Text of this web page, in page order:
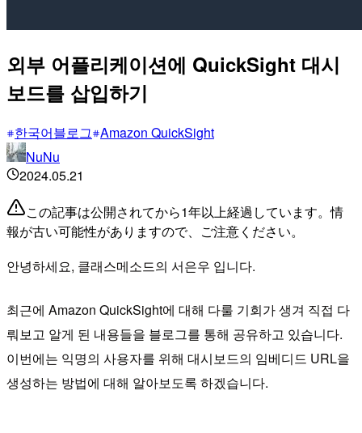
외부 어플리케이션에 QuickSight 대시
보드를 삽입하기
한국어블로그 Amazon QuickSight
NuNu
2024.05.21
この記事は公開されてから1年以上経過しています。情
報が古い可能性がありますので、ご注意ください。
안녕하세요, 클래스메소드의 서은우 입니다.
최근에 Amazon QuickSight에 대해 다룰 기회가 생겨 직접 다
뤄보고 알게 된 내용들을 블로그를 통해 공유하고 있습니다.
이번에는 익명의 사용자를 위해 대시보드의 임베디드 URL을
생성하는 방법에 대해 알아보도록 하겠습니다.